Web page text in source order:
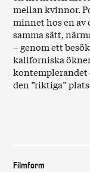
Filmform
mellan kvinnor.
minnet hos en av
samma sätt,
– genom ett
kaliforniska
kontemplerandet
den ”riktiga”